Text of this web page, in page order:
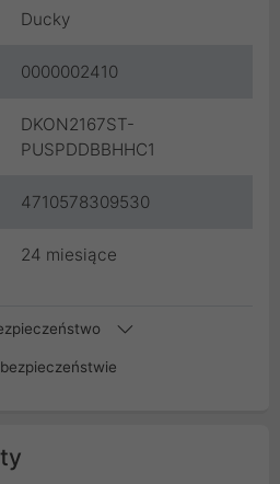
Ducky
0000002410
DKON2167ST-
PUSPDDBBHHC1
4710578309530
24 miesiące